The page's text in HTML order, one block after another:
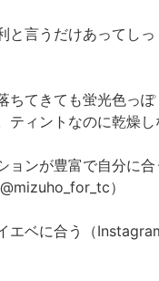
と言うだけあってし
ちてきても蛍光色っ
ティントなのに乾燥
ョンが豊富で自分に
）
エベに合う（